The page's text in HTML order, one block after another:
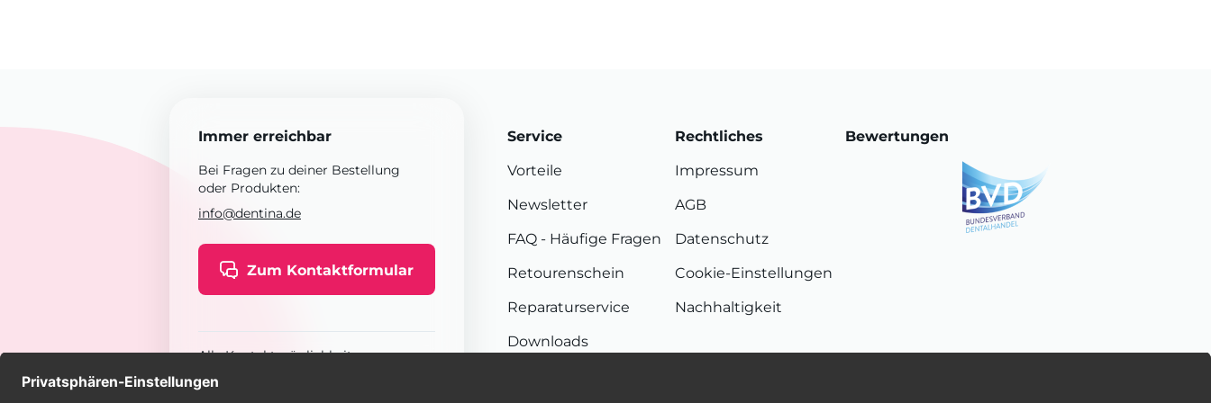
Immer erreichbar
Bei Fragen zu deiner Bestellung
oder Produkten:
info@dentina.de
Zum Kontaktformular
Alle Kontaktmöglichkeiten
Service
Vorteile
Newsletter
FAQ - Häufige Fragen
Retourenschein
Reparaturservice
Downloads
Rechtliches
Impressum
AGB
Datenschutz
Cookie-Einstellungen
Nachhaltigkeit
Bewertungen